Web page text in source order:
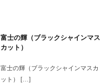
富士の輝（ブラックシャインマス
カット）
富士の輝（ブラックシャインマスカ
ット） […]